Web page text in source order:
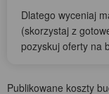
Dlatego wyceniaj
(skorzystaj z
pozyskuj oferty na
Publikowane koszty